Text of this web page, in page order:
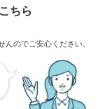
ちら
のでご安心ください。